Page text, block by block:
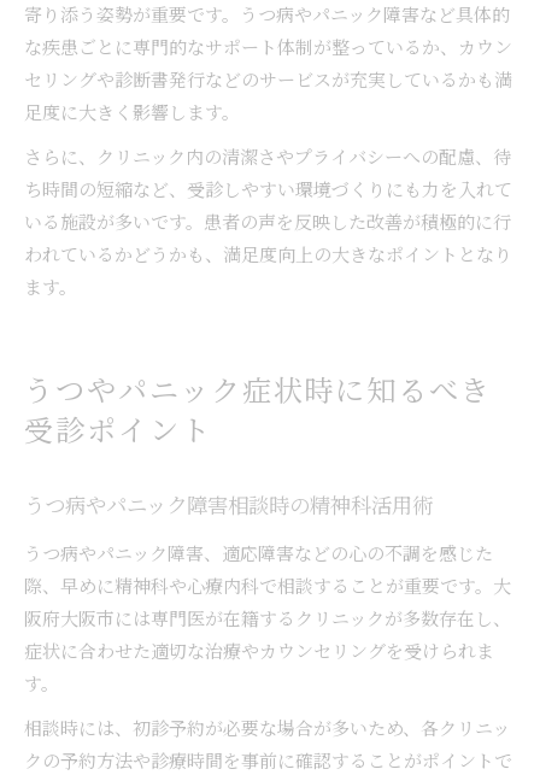
寄り添う姿勢が重要です。うつ病やパニック障害など具体的
な疾患ごとに専門的なサポート体制が整っているか、カウン
セリングや診断書発行などのサービスが充実しているかも満
足度に大きく影響します。
さらに、クリニック内の清潔さやプライバシーへの配慮、待
ち時間の短縮など、受診しやすい環境づくりにも力を入れて
いる施設が多いです。患者の声を反映した改善が積極的に行
われているかどうかも、満足度向上の大きなポイントとなり
ます。
うつやパニック症状時に知るべき
受診ポイント
うつ病やパニック障害相談時の精神科活用術
うつ病やパニック障害、適応障害などの心の不調を感じた
際、早めに精神科や心療内科で相談することが重要です。大
阪府大阪市には専門医が在籍するクリニックが多数存在し、
症状に合わせた適切な治療やカウンセリングを受けられま
す。
相談時には、初診予約が必要な場合が多いため、各クリニッ
クの予約方法や診療時間を事前に確認することがポイントで